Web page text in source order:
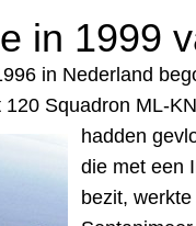
in 1999
in Nederland
Squadron ML-
hadden
die met een
bezit,